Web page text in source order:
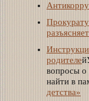
разъясняет
родителе
вопросы о
найти в
детства»